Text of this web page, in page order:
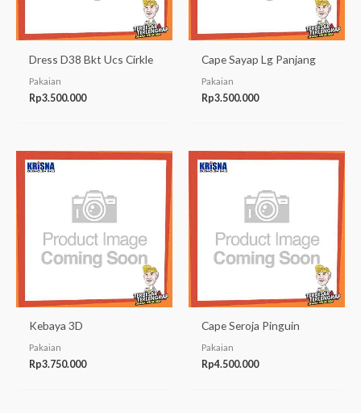
Dress D38 Bkt Ucs Cirkle
Pakaian
Rp3.500.000
Cape Sayap Lg Panjang
Pakaian
Rp3.500.000
Kebaya 3D
Pakaian
Rp3.750.000
Cape Seroja Pinguin
Pakaian
Rp4.500.000